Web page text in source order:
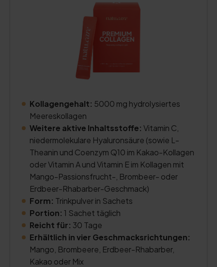
Kollagengehalt: 5000 mg hydrolysiertes
Meereskollagen
Weitere aktive Inhaltsstoffe: Vitamin C,
niedermolekulare Hyaluronsäure (sowie L-
Theanin und Coenzym Q10 im Kakao-Kollagen
oder Vitamin A und Vitamin E im Kollagen mit
Mango-Passionsfrucht-, Brombeer- oder
Erdbeer-Rhabarber-Geschmack)
Form: Trinkpulver in Sachets
Portion: 1 Sachet täglich
Reicht für: 30 Tage
Erhältlich in vier Geschmacksrichtungen:
Mango, Brombeere, Erdbeer-Rhabarber,
Kakao oder Mix